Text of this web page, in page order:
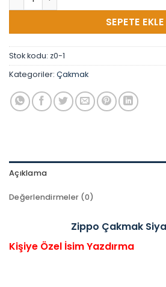
SEPETE EKLE
Stok kodu: z0-1
Kategoriler: Çakmak
Açıklama
Değerlendirmeler (0)
Zippo Çakmak
Kişiye Özel İsim Yazdırma